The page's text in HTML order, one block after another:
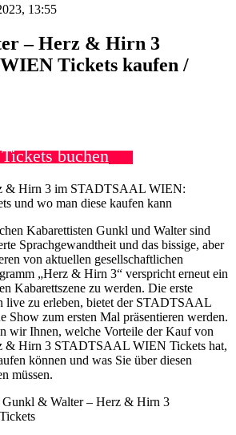
13:55
– Herz & Hirn 3
Tickets kaufen /
buchen
& Hirn 3 im STADTSAAL WIEN:
und wo man diese kaufen kann
Kabarettisten Gunkl und Walter sind
Sprachgewandtheit und das bissige, aber
von aktuellen gesellschaftlichen
„Herz & Hirn 3“ verspricht erneut ein
Kabarettszene zu werden. Die erste
live zu erleben, bietet der STADTSAAL
Show zum ersten Mal präsentieren werden.
wir Ihnen, welche Vorteile der Kauf von
& Hirn 3 STADTSAAL WIEN Tickets hat,
können und was Sie über diesen
müssen.
Gunkl & Walter – Herz & Hirn 3